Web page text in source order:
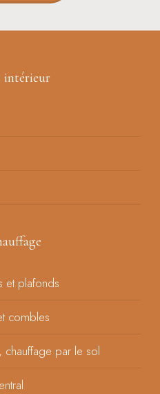
intérieur
et plafonds
combles
chauffage par le sol